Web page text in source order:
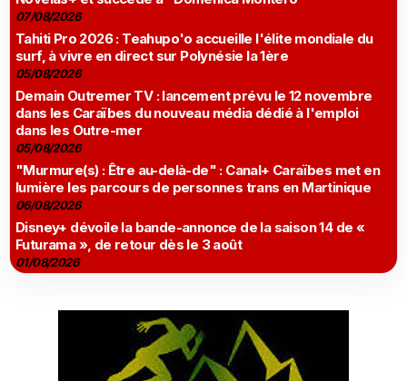
07/08/2026
Tahiti Pro 2026 : Teahupo'o accueille l'élite mondiale du
surf, à vivre en direct sur Polynésie la 1ère
05/08/2026
Demain Outremer TV : lancement prévu le 12 novembre
dans les Caraïbes du nouveau média dédié à l'emploi
dans les Outre-mer
05/08/2026
"Murmure(s) : Être au-delà-de" : Canal+ Caraïbes met en
lumière les parcours de personnes trans en Martinique
06/08/2026
Disney+ dévoile la bande-annonce de la saison 14 de «
Futurama », de retour dès le 3 août
01/08/2026